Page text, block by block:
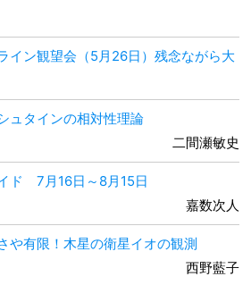
イン観望会（5月26日）残念ながら大
ュタインの相対性理論
二間瀬敏史
ド 7月16日～8月15日
嘉数次人
や有限！木星の衛星イオの観測
西野藍子